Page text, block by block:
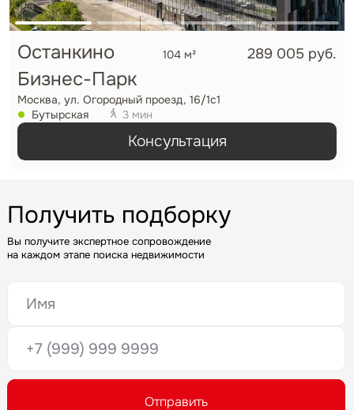
Останкино
Бизнес-Парк
104 м² 289 005 руб.
Москва, ул. Огородный проезд, 16/1с1
Бутырская
3 мин
Консультация
Получить подборку
Вы получите экспертное сопровождение
на каждом этапе поиска недвижимости
Это обязательное поле
Это обязательное поле
Отправить
Вопрос
Предложение